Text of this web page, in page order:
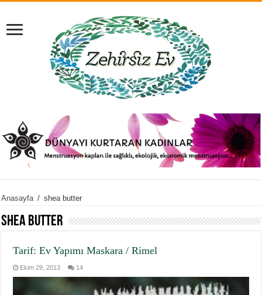
Anasayfa / shea butter
shea butter
Tarif: Ev Yapımı Maskara / Rimel
Ekim 29, 2013 14